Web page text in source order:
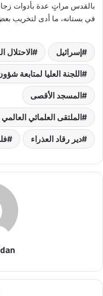
بالقدس مراتٍ عدة بأدوات
في بستانه، ما أدى لتخريب
إسرائيل الاحتلال
اللجنة العليا لمتابعة
المسجد الأقصى
الملتقى العلمائي
دير رقاد العذراء